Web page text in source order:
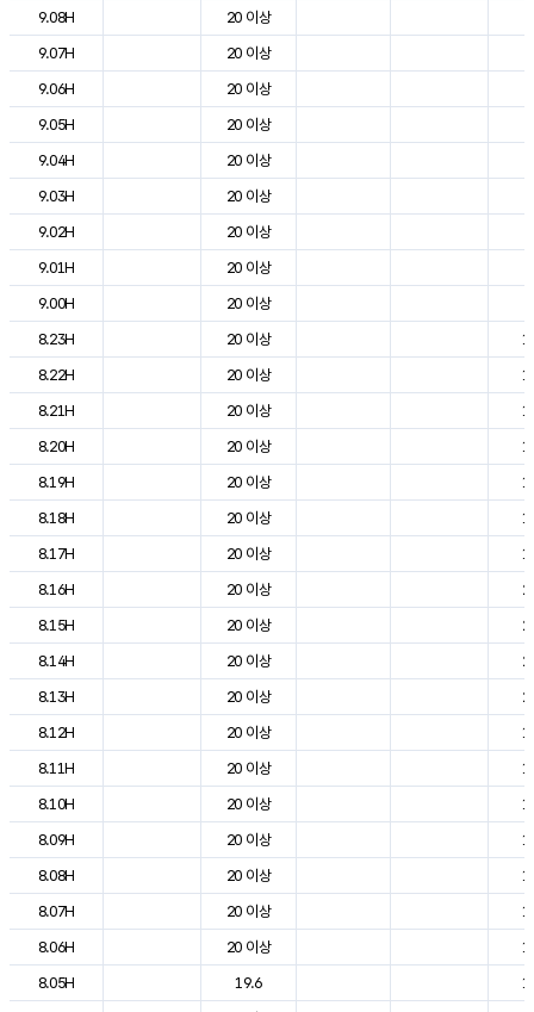
9.08H
20 이상
9.07H
20 이상
9.06H
20 이상
9.05H
20 이상
9.04H
20 이상
9.03H
20 이상
9.02H
20 이상
9.01H
20 이상
9.00H
20 이상
8.23H
20 이상
8.22H
20 이상
8.21H
20 이상
8.20H
20 이상
8.19H
20 이상
8.18H
20 이상
8.17H
20 이상
8.16H
20 이상
8.15H
20 이상
8.14H
20 이상
8.13H
20 이상
8.12H
20 이상
8.11H
20 이상
8.10H
20 이상
8.09H
20 이상
8.08H
20 이상
8.07H
20 이상
8.06H
20 이상
8.05H
19.6